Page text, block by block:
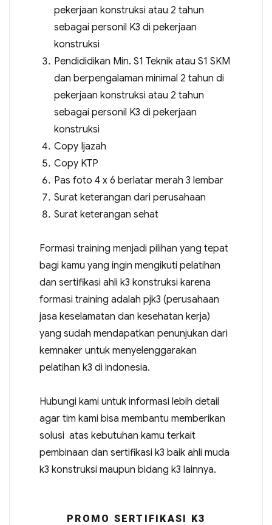
pekerjaan konstruksi atau 2 tahun
sebagai personil K3 di pekerjaan
konstruksi
Pendididikan Min. S1 Teknik atau S1 SKM
dan berpengalaman minimal 2 tahun di
pekerjaan konstruksi atau 2 tahun
sebagai personil K3 di pekerjaan
konstruksi
Copy Ijazah
Copy KTP
Pas foto 4 x 6 berlatar merah 3 lembar
Surat keterangan dari perusahaan
Surat keterangan sehat
Formasi training menjadi pilihan yang tepat
bagi kamu yang ingin mengikuti pelatihan
dan sertifikasi ahli k3 konstruksi karena
formasi training adalah pjk3 (perusahaan
jasa keselamatan dan kesehatan kerja)
yang sudah mendapatkan penunjukan dari
kemnaker untuk menyelenggarakan
pelatihan k3 di indonesia.
Hubungi kami untuk informasi lebih detail
agar tim kami bisa membantu memberikan
solusi atas kebutuhan kamu terkait
pembinaan dan sertifikasi k3 baik ahli muda
k3 konstruksi maupun bidang k3 lainnya.
PROMO SERTIFIKASI K3